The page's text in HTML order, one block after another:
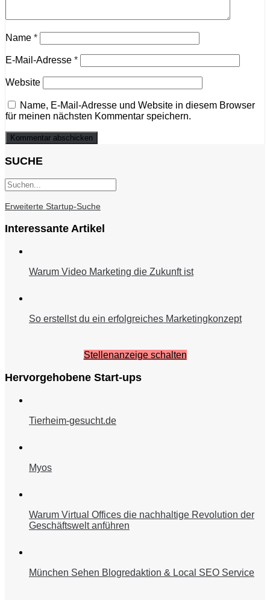
Name *
E-Mail-Adresse *
Website
Name, E-Mail-Adresse und Website in diesem Browser
für meinen nächsten Kommentar speichern.
SUCHE
Erweiterte Startup-Suche
Interessante Artikel
Warum Video Marketing die Zukunft ist
So erstellst du ein erfolgreiches Marketingkonzept
Stellenanzeige schalten
Hervorgehobene Start-ups
Tierheim-gesucht.de
Myos
Warum Virtual Offices die nachhaltige Revolution der
Geschäftswelt anführen
München Sehen Blogredaktion & Local SEO Service